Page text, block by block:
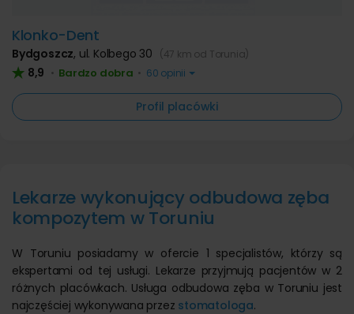
Klonko-Dent
Bydgoszcz, ul. Kolbego 30 (47 km od Torunia)
8,9 • Bardzo dobra • 60 opinii
Profil placówki
Lekarze wykonujący odbudowa zęba
kompozytem w Toruniu
W Toruniu posiadamy w ofercie 1 specjalistów, którzy są
ekspertami od tej usługi. Lekarze przyjmują pacjentów w 2
różnych placówkach. Usługa odbudowa zęba w Toruniu jest
najczęściej wykonywana przez stomatologa.